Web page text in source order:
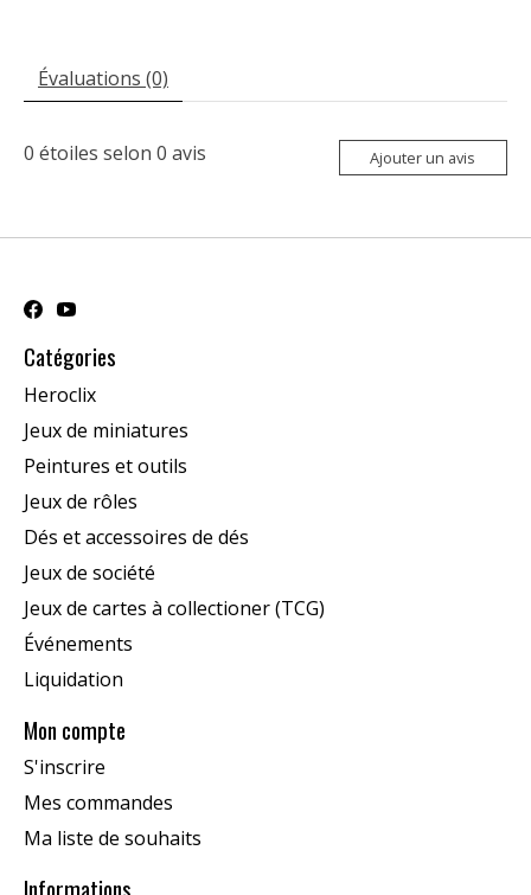
Évaluations (0)
0 étoiles selon 0 avis Ajouter un avis
Catégories
Heroclix
Jeux de miniatures
Peintures et outils
Jeux de rôles
Dés et accessoires de dés
Jeux de société
Jeux de cartes à collectioner (TCG)
Événements
Liquidation
Mon compte
S'inscrire
Mes commandes
Ma liste de souhaits